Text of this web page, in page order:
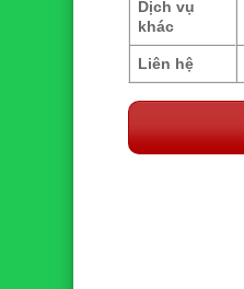
Dịch vụ
khác
Liên hệ